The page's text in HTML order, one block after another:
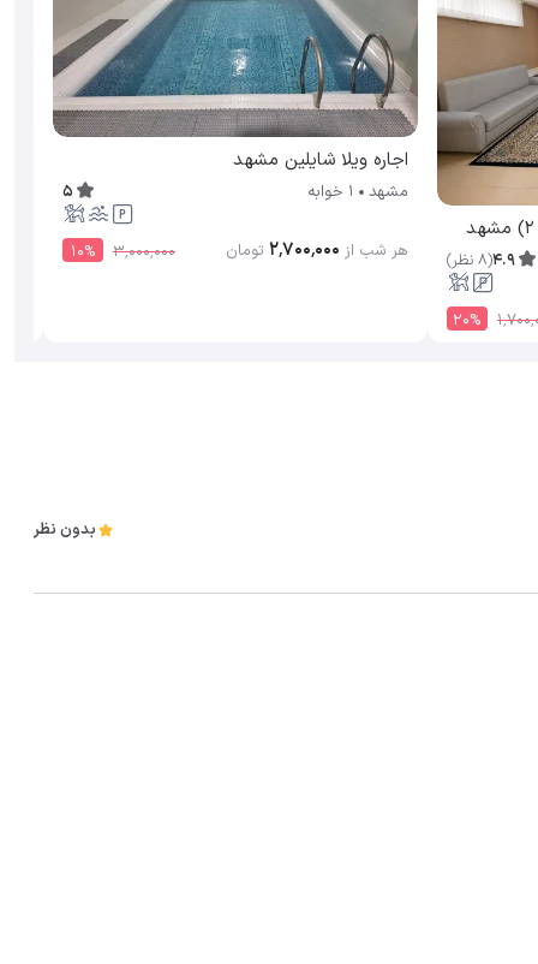
4.9
(
8 نظر)
20%
اجاره ویلا شایلین مشهد
مشهد 1 خوابه 5
۳٬۰۰۰٬۰۰۰ 10% هر شب از ۲٬۷۰۰٬۰۰۰ تومان
بدون نظر